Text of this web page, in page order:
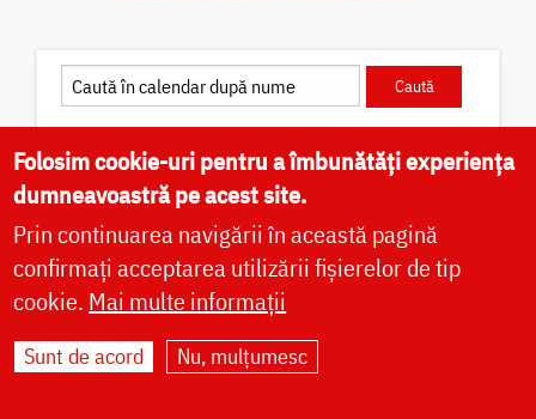
✝) Sfântul Cuvios Pafnutie –
Sfântul Cuvios Pafnutie, vestit iconar cunoscut cu
Folosim cookie-uri pentru a îmbunătăți experiența
dumneavoastră pe acest site.
Prin continuarea navigării în această pagină
confirmați acceptarea utilizării fișierelor de tip
cookie. Mai multe informații
Sunt de acord Nu, mulțumesc